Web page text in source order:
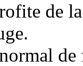
de